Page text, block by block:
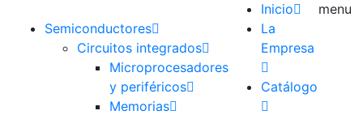
Semiconductores
Circuitos integrados
Microprocesadores
y periféricos
Memorias
Inicio
La
Empresa
Catálogo
menu